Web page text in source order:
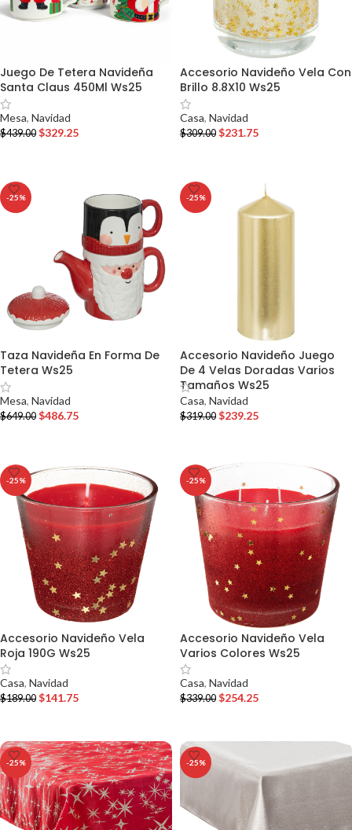
Juego De Tetera Navideña
Santa Claus 450Ml Ws25
Mesa, Navidad
$439.00 $329.25
Accesorio Navideño Vela Con
Brillo 8.8X10 Ws25
Casa, Navidad
$309.00 $231.75
-25%
Taza Navideña En Forma De
Tetera Ws25
Mesa, Navidad
$649.00 $486.75
-25%
Accesorio Navideño Juego
De 4 Velas Doradas Varios
Tamaños Ws25
Casa, Navidad
$319.00 $239.25
-25%
Accesorio Navideño Vela
Roja 190G Ws25
Casa, Navidad
$189.00 $141.75
-25%
Accesorio Navideño Vela
Varios Colores Ws25
Casa, Navidad
$339.00 $254.25
-25% -25%